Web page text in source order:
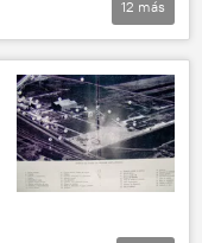
📰 Consecuencias económicas de las sanciones occidentales contra Rusia
EEUU
Ucrania
12 más